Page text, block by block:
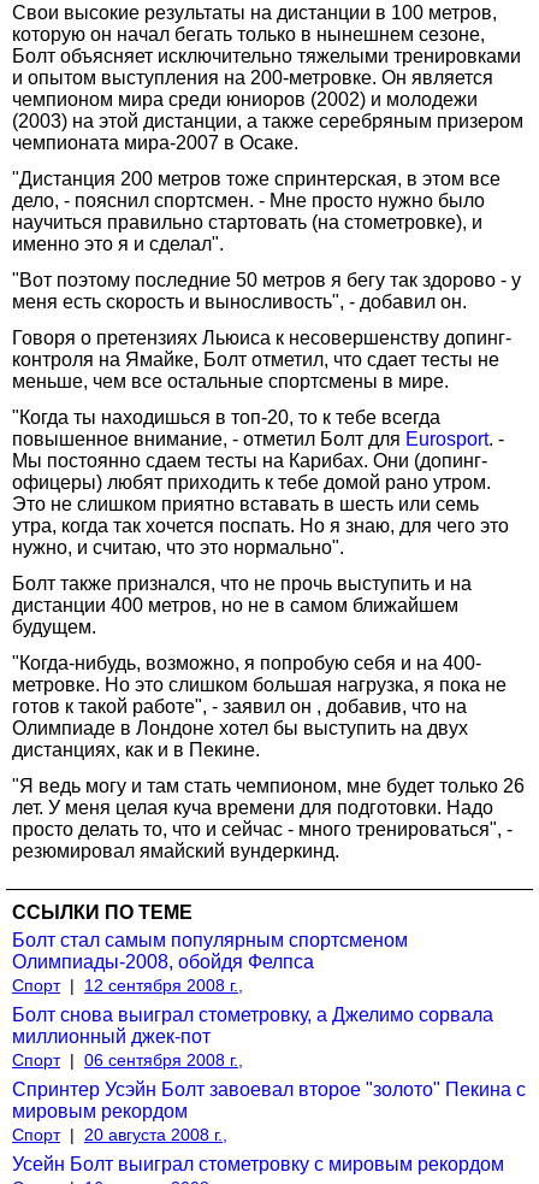
Свои высокие результаты на дистанции в 100 метров,
которую он начал бегать только в нынешнем сезоне,
Болт объясняет исключительно тяжелыми тренировками
и опытом выступления на 200-метровке. Он является
чемпионом мира среди юниоров (2002) и молодежи
(2003) на этой дистанции, а также серебряным призером
чемпионата мира-2007 в Осаке.
"Дистанция 200 метров тоже спринтерская, в этом все
дело, - пояснил спортсмен. - Мне просто нужно было
научиться правильно стартовать (на стометровке), и
именно это я и сделал".
"Вот поэтому последние 50 метров я бегу так здорово - у
меня есть скорость и выносливость", - добавил он.
Говоря о претензиях Льюиса к несовершенству допинг-
контроля на Ямайке, Болт отметил, что сдает тесты не
меньше, чем все остальные спортсмены в мире.
"Когда ты находишься в топ-20, то к тебе всегда
повышенное внимание, - отметил Болт для Eurosport. -
Мы постоянно сдаем тесты на Карибах. Они (допинг-
офицеры) любят приходить к тебе домой рано утром.
Это не слишком приятно вставать в шесть или семь
утра, когда так хочется поспать. Но я знаю, для чего это
нужно, и считаю, что это нормально".
Болт также признался, что не прочь выступить и на
дистанции 400 метров, но не в самом ближайшем
будущем.
"Когда-нибудь, возможно, я попробую себя и на 400-
метровке. Но это слишком большая нагрузка, я пока не
готов к такой работе", - заявил он , добавив, что на
Олимпиаде в Лондоне хотел бы выступить на двух
дистанциях, как и в Пекине.
"Я ведь могу и там стать чемпионом, мне будет только 26
лет. У меня целая куча времени для подготовки. Надо
просто делать то, что и сейчас - много тренироваться", -
резюмировал ямайский вундеркинд.
ССЫЛКИ ПО ТЕМЕ
Болт стал самым популярным спортсменом
Олимпиады-2008, обойдя Фелпса
Спорт | 12 сентября 2008 г.,
Болт снова выиграл стометровку, а Джелимо сорвала
миллионный джек-пот
Спорт | 06 сентября 2008 г.,
Спринтер Усэйн Болт завоевал второе "золото" Пекина с
мировым рекордом
Спорт | 20 августа 2008 г.,
Усейн Болт выиграл стометровку с мировым рекордом